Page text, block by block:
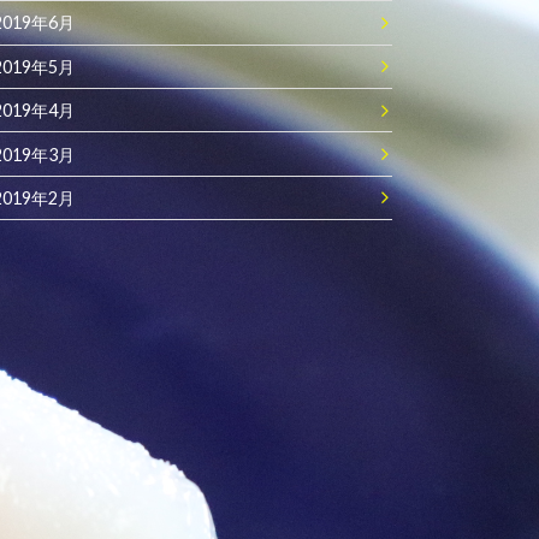
年6月
年5月
年4月
年3月
年2月